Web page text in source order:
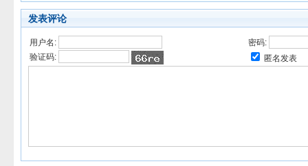
发表评论
用户名:
密码:
验证码:
匿名发表